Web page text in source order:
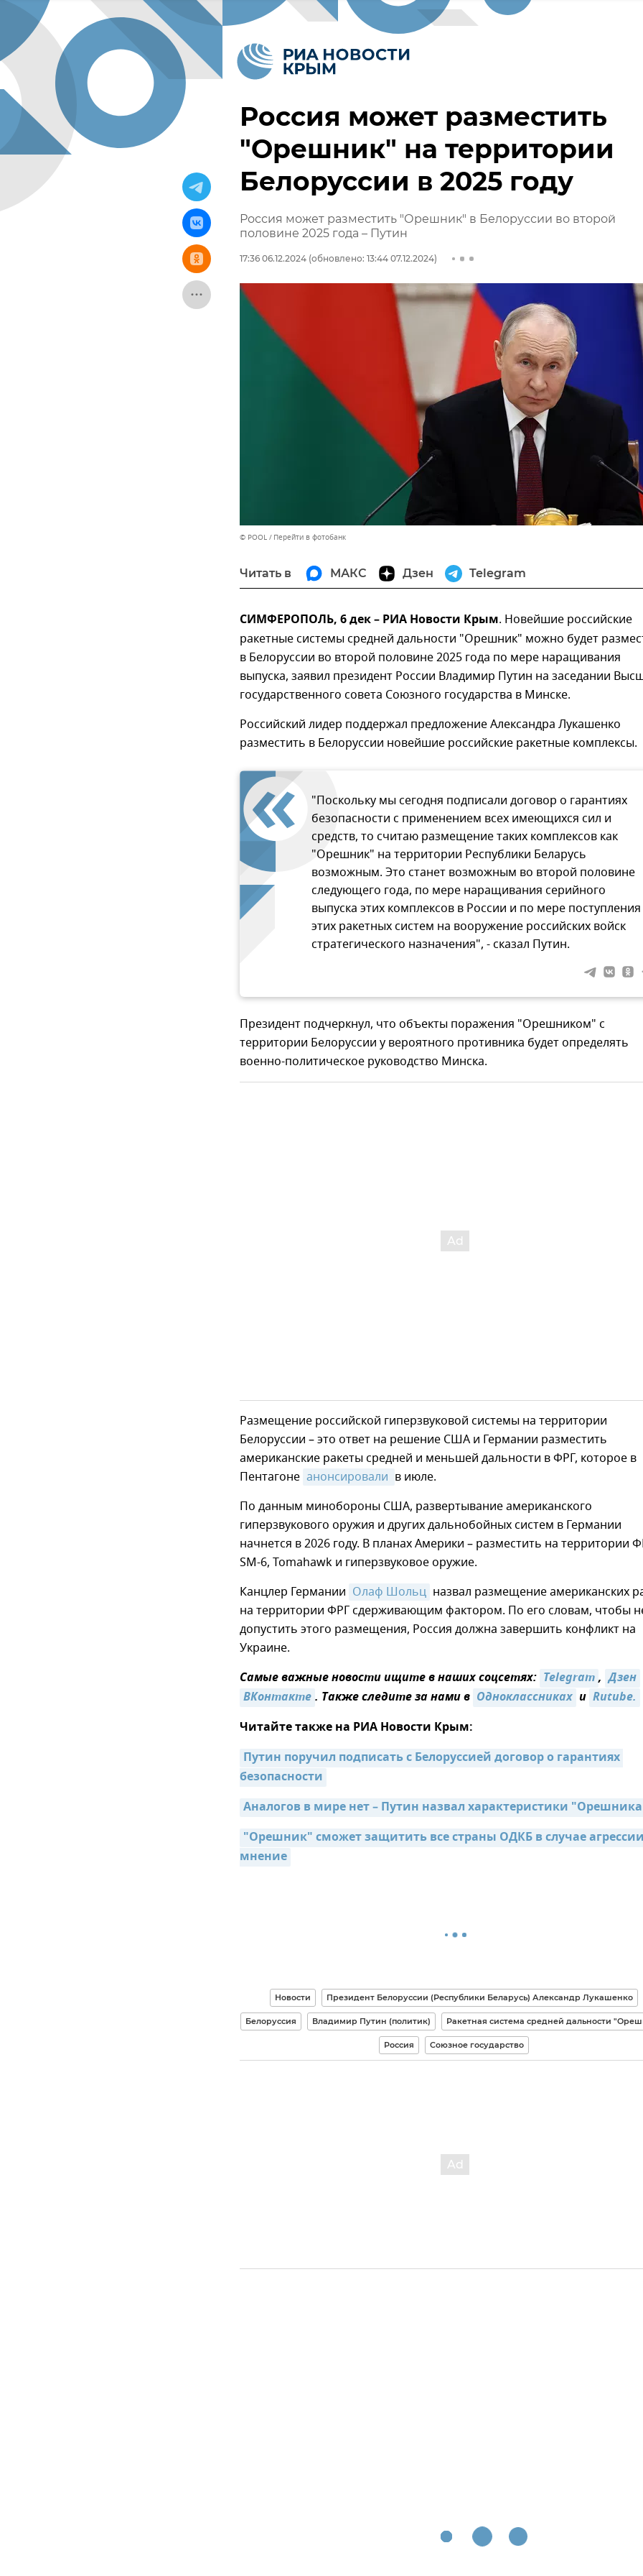
Россия может разместить
"Орешник" на территории
Белоруссии в 2025 году
Россия может разместить "Орешник" в Белоруссии во второй
половине 2025 года – Путин
17:36 06.12.2024 (обновлено: 13:44 07.12.2024)
© POOL Перейти в фотобанк
Читать в МАКС Дзен Telegram
СИМФЕРОПОЛЬ, 6 дек – РИА Новости Крым. Новейшие российские
ракетные системы средней дальности "Орешник" можно будет
в Белоруссии во второй половине 2025 года по мере наращивания
выпуска, заявил президент России Владимир Путин на заседании
государственного совета Союзного государства в Минске.
Российский лидер поддержал предложение Александра Лукашенко
разместить в Белоруссии новейшие российские ракетные комплексы.
"Поскольку мы сегодня подписали договор о гарантиях
безопасности с применением всех имеющихся сил и
средств, то считаю размещение таких комплексов как
"Орешник" на территории Республики Беларусь
возможным. Это станет возможным во второй половине
следующего года, по мере наращивания серийного
выпуска этих комплексов в России и по мере поступления
этих ракетных систем на вооружение российских войск
стратегического назначения", - сказал Путин.
Президент подчеркнул, что объекты поражения "Орешником" с
территории Белоруссии у вероятного противника будет определять
военно-политическое руководство Минска.
Размещение российской гиперзвуковой системы на территории
Белоруссии – это ответ на решение США и Германии разместить
американские ракеты средней и меньшей дальности в ФРГ, которое в
Пентагоне анонсировали в июле.
По данным минобороны США, развертывание американского
гиперзвукового оружия и других дальнобойных систем в Германии
начнется в 2026 году. В планах Америки – разместить на территории
SM-6, Tomahawk и гиперзвуковое оружие.
Канцлер Германии Олаф Шольц назвал размещение американских
на территории ФРГ сдерживающим фактором. По его словам, чтобы
допустить этого размещения, Россия должна завершить конфликт на
Украине.
Самые важные новости ищите в наших соцсетях: Telegram, Дзен
ВКонтакте. Также следите за нами в Одноклассниках и Rutube.
Читайте также на РИА Новости Крым:
Путин поручил подписать с Белоруссией договор о гарантиях
безопасности
Аналогов в мире нет – Путин назвал характеристики
"Орешник" сможет защитить все страны ОДКБ в случае
мнение
Новости Президент Белоруссии (Республики Беларусь) Александр Лукашенко
Белоруссия Владимир Путин (политик) Ракетная система средней дальности
Россия Союзное государство